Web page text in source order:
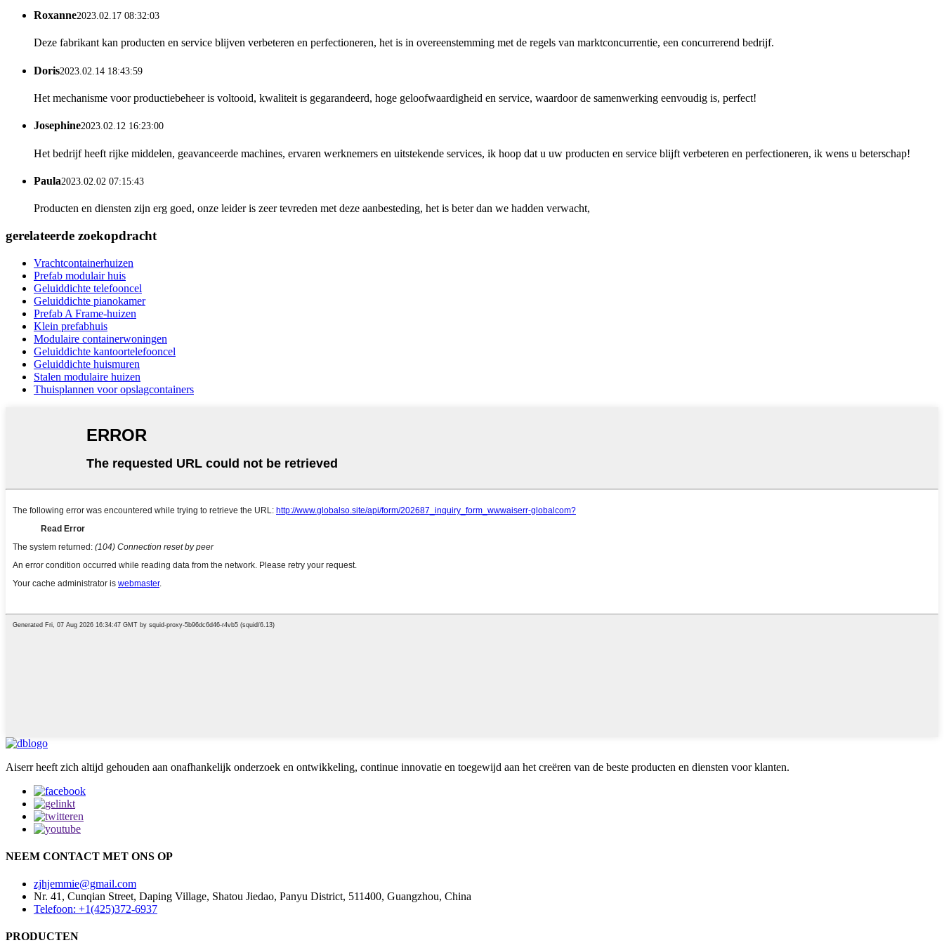
Roxanne2023.02.17 08:32:03
Deze fabrikant kan producten en service blijven verbeteren en perfectioneren, het is in overeenstemming met de regels van marktconcurrentie, een concurrerend bedrijf.
Doris2023.02.14 18:43:59
Het mechanisme voor productiebeheer is voltooid, kwaliteit is gegarandeerd, hoge geloofwaardigheid en service, waardoor de samenwerking eenvoudig is, perfect!
Josephine2023.02.12 16:23:00
Het bedrijf heeft rijke middelen, geavanceerde machines, ervaren werknemers en uitstekende services, ik hoop dat u uw producten en service blijft verbeteren en perfectioneren, ik wens u beterschap!
Paula2023.02.02 07:15:43
Producten en diensten zijn erg goed, onze leider is zeer tevreden met deze aanbesteding, het is beter dan we hadden verwacht,
gerelateerde zoekopdracht
Vrachtcontainerhuizen
Prefab modulair huis
Geluiddichte telefooncel
Geluiddichte pianokamer
Prefab A Frame-huizen
Klein prefabhuis
Modulaire containerwoningen
Geluiddichte kantoortelefooncel
Geluiddichte huismuren
Stalen modulaire huizen
Thuisplannen voor opslagcontainers
Aiserr heeft zich altijd gehouden aan onafhankelijk onderzoek en ontwikkeling, continue innovatie en toegewijd aan het creëren van de beste producten en diensten voor klanten.
NEEM CONTACT MET ONS OP
zjhjemmie@gmail.com
Nr. 41, Cunqian Street, Daping Village, Shatou Jiedao, Panyu District, 511400, Guangzhou, China
Telefoon: +1(425)372-6937
PRODUCTEN